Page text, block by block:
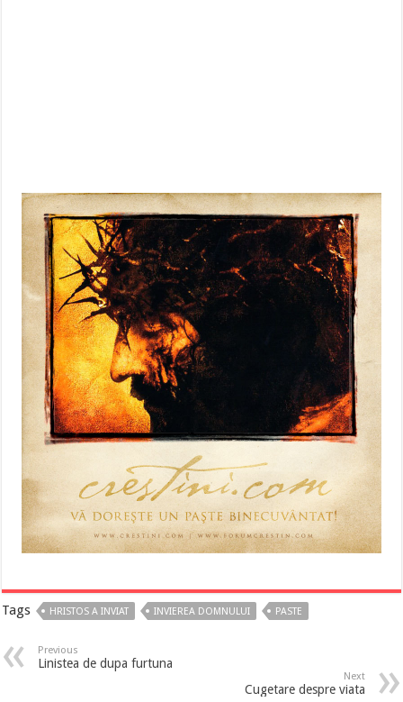
Tags HRISTOS A INVIAT INVIEREA DOMNULUI PASTE
Previous
Linistea de dupa furtuna
Next
Cugetare despre viata